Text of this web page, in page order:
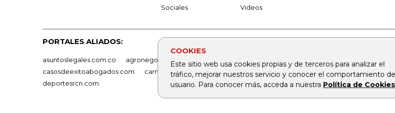
COOKIES
Este sitio web usa cookies propias y de terceros para analizar el
tráfico, mejorar nuestros servicio y conocer el comportamiento
usuario. Para conocer más, acceda a nuestra Política de Cookies
Sociales Videos
PORTALES ALIADOS:
asuntoslegales.com.co agronegocios.co empresas.larepublica.co firmasdeabogados.com
casosdeexitoabogados.com
carnavalindustriacultural.com canalrcn.com rcnradio.com
deportesrcn.com